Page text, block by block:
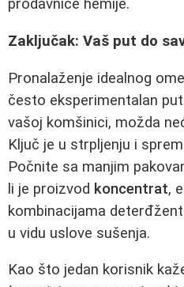
prodavnice hemije.
Zaključak: Vaš put do
Pronalaženje idealnog
često eksperimentalan
vašoj komšinici, možda
Ključ je u strpljenju i
Počnite sa manjim
li je proizvod koncentrat,
kombinacijama
u vidu uslove sušenja.
Kao što jedan korisnik